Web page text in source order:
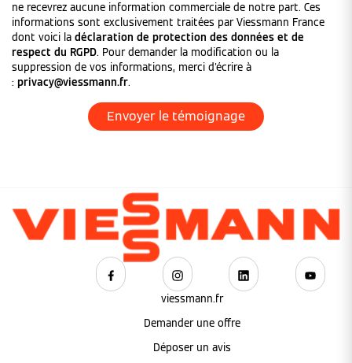
ne recevrez aucune information commerciale de notre part. Ces
informations sont exclusivement traitées par Viessmann France
dont voici la déclaration de protection des données et de
respect du RGPD. Pour demander la modification ou la
suppression de vos informations, merci d'écrire à
: privacy@viessmann.fr.
viessmann.fr
Demander une offre
Déposer un avis